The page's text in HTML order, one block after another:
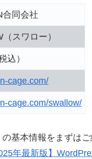
合同会社
スワロー）
込）
cage.com/
cage.com/swallow/
基本情報をまずは
年最新版】